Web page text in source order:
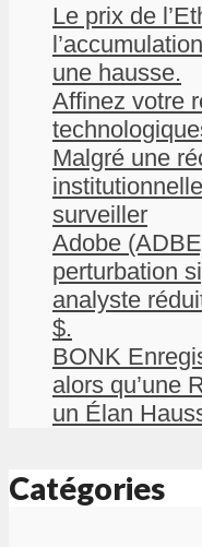
Le prix de
une hausse.
Affinez votre
Malgré une
surveiller
Adobe
perturbation
analyste
$.
BONK
alors qu’une
un Élan
Catégories